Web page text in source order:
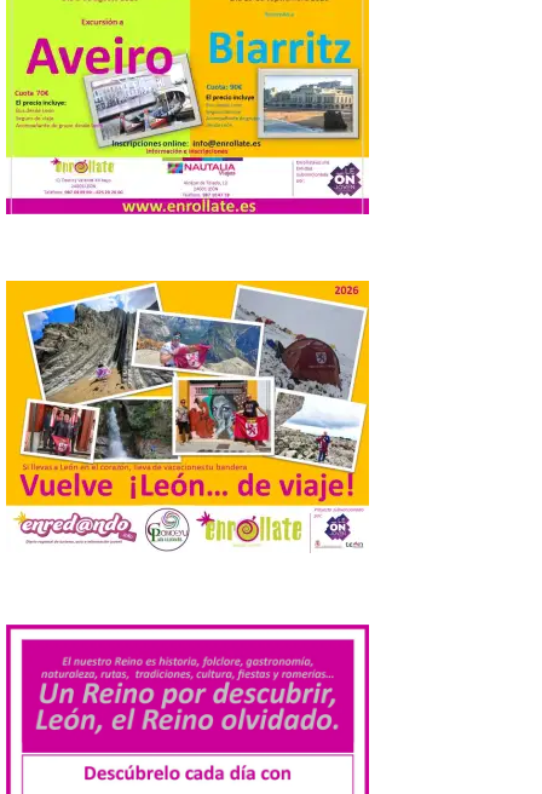
7 Ago 2026
Los materiales ya pueden
recogerse gratuitamente
en la Oficina de
Información Turística de
León e incluyen, además
del programa del evento, una guía
práctica con recomendaciones
elaboradas por especialistas para
Laciana comienza su
programación para
disfrutar el eclipse total
del 12 de agosto
7 Ago 2026
Durante los días 1 y 2 de
agosto, tanto el público
infantil como el adulto
pudo disfrutar de un
planetario que se instaló
Más de 200.000 jóvenes
nacidos en 2008 ya han
solicitado el Bono Cultural
Joven 2026 en su primer
mes de vigencia